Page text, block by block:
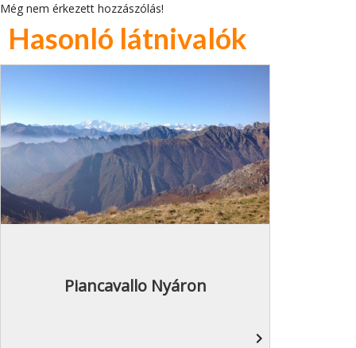
Még nem érkezett hozzászólás!
Hasonló látnivalók
Piancavallo Nyáron
navigate_next